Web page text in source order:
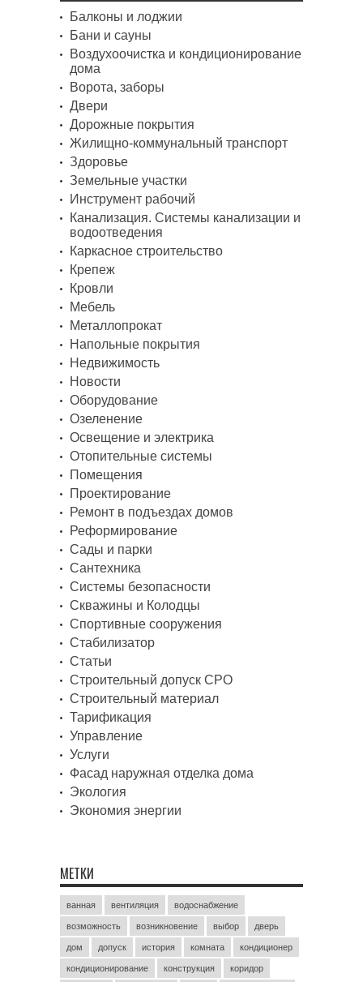
Балконы и лоджии
Бани и сауны
Воздухоочистка и кондиционирование
дома
Ворота, заборы
Двери
Дорожные покрытия
Жилищно-коммунальный транспорт
Здоровье
Земельные участки
Инструмент рабочий
Канализация. Системы канализации и
водоотведения
Каркасное строительство
Крепеж
Кровли
Мебель
Металлопрокат
Напольные покрытия
Недвижимость
Новости
Оборудование
Озеленение
Освещение и электрика
Отопительные системы
Помещения
Проектирование
Ремонт в подъездах домов
Реформирование
Сады и парки
Сантехника
Системы безопасности
Скважины и Колодцы
Спортивные сооружения
Стабилизатор
Статьи
Строительный допуск СРО
Строительный материал
Тарификация
Управление
Услуги
Фасад наружная отделка дома
Экология
Экономия энергии
МЕТКИ
ванная вентиляция водоснабжение
возможность возникновение выбор дверь
дом допуск история комната кондиционер
кондиционирование конструкция коридор